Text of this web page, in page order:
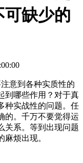
缺少的
意到各种实质性的
到哪些作用？对于真
种实战性的问题。任
的。千万不要觉得运
关系。等到出现问题
烦出现。